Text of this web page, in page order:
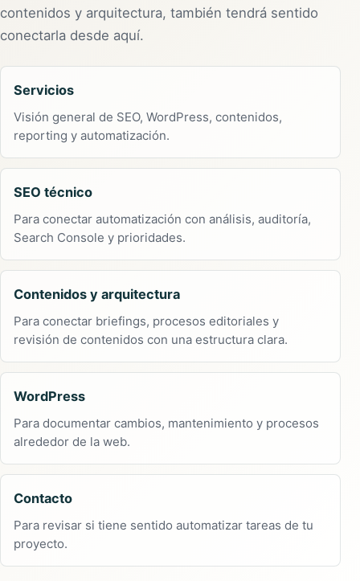
contenidos y arquitectura, también tendrá sentido
conectarla desde aquí.
Servicios
Visión general de SEO, WordPress, contenidos,
reporting y automatización.
SEO técnico
Para conectar automatización con análisis, auditoría,
Search Console y prioridades.
Contenidos y arquitectura
Para conectar briefings, procesos editoriales y
revisión de contenidos con una estructura clara.
WordPress
Para documentar cambios, mantenimiento y procesos
alrededor de la web.
Contacto
Para revisar si tiene sentido automatizar tareas de tu
proyecto.